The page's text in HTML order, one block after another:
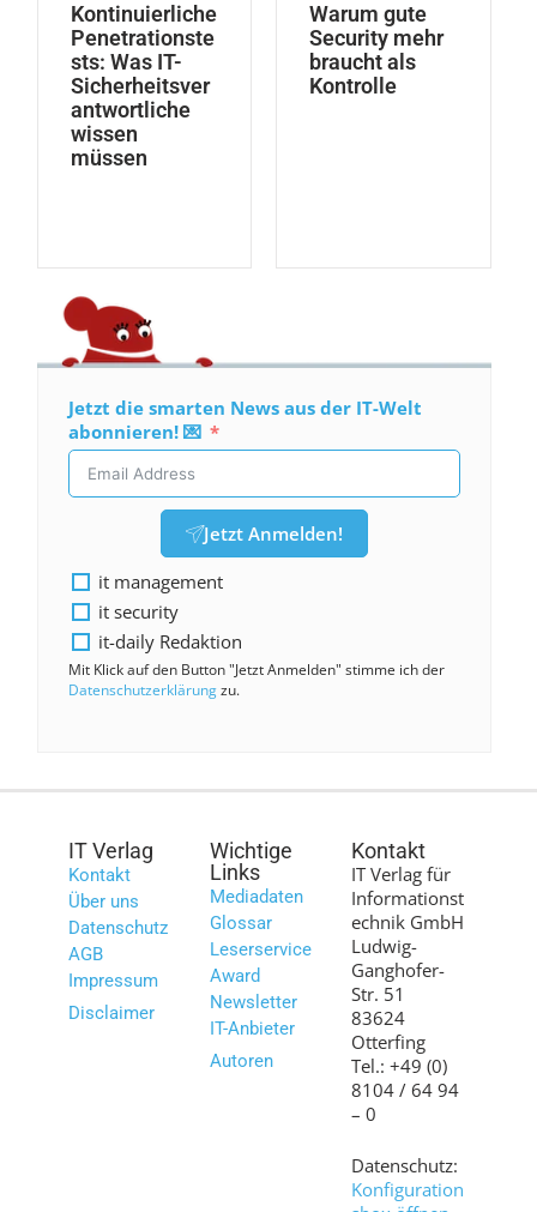
Kontinuierliche
Penetrationste
sts: Was IT-
Sicherheitsver
antwortliche
wissen
müssen
Warum gute
Security mehr
braucht als
Kontrolle
Jetzt die smarten News aus der IT-Welt
abonnieren! 💌
Jetzt Anmelden!
it management
it security
it-daily Redaktion
Mit Klick auf den Button "Jetzt Anmelden" stimme ich der
Datenschutzerklärungzu.
IT Verlag
Kontakt
Über uns
Datenschutz
AGB
Impressum
Disclaimer
Wichtige
Links
Mediadaten
Glossar
Leserservice
Award
Newsletter
IT-Anbieter
Autoren
Kontakt
IT Verlag für
Informationst
echnik GmbH
Ludwig-
Ganghofer-
Str. 51
83624
Otterfing
Tel.: +49 (0)
8104 / 64 94
– 0
Datenschutz:
Konfiguration